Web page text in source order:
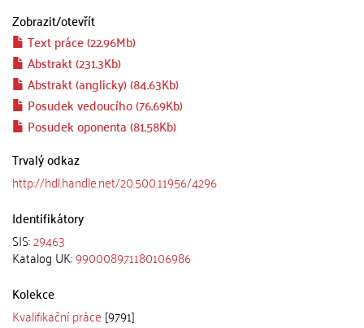
Zobrazit/otevřít
Text práce (22.96Mb)
Abstrakt (231.3Kb)
Abstrakt (anglicky) (84.63Kb)
Posudek vedoucího (76.69Kb)
Posudek oponenta (81.58Kb)
Trvalý odkaz
http://hdl.handle.net/20.500.11956/4296
Identifikátory
SIS:29463
Katalog UK:990008971180106986
Kolekce
Kvalifikační práce [9791]